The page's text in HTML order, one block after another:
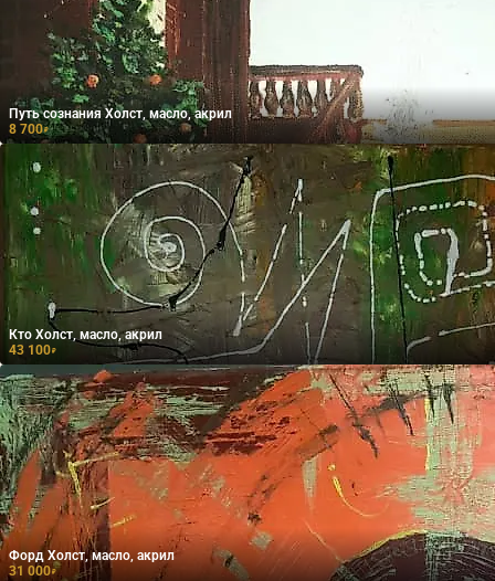
Путь сознания Холст, масло, акрил
8 700₽
Кто Холст, масло, акрил
43 100₽
Форд Холст, масло, акрил
31 000₽